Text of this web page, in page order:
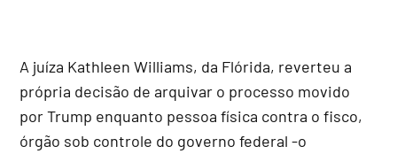
A juíza Kathleen Williams, da Flórida, reverteu a
própria decisão de arquivar o processo movido
por Trump enquanto pessoa física contra o fisco,
órgão sob controle do governo federal -o